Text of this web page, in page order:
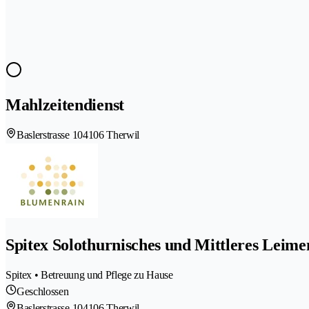
Mahlzeitendienst
Baslerstrasse 104106 Therwil
Spitex Solothurnisches und Mittleres
Spitex • Betreuung und Pflege zu Hause
Geschlossen